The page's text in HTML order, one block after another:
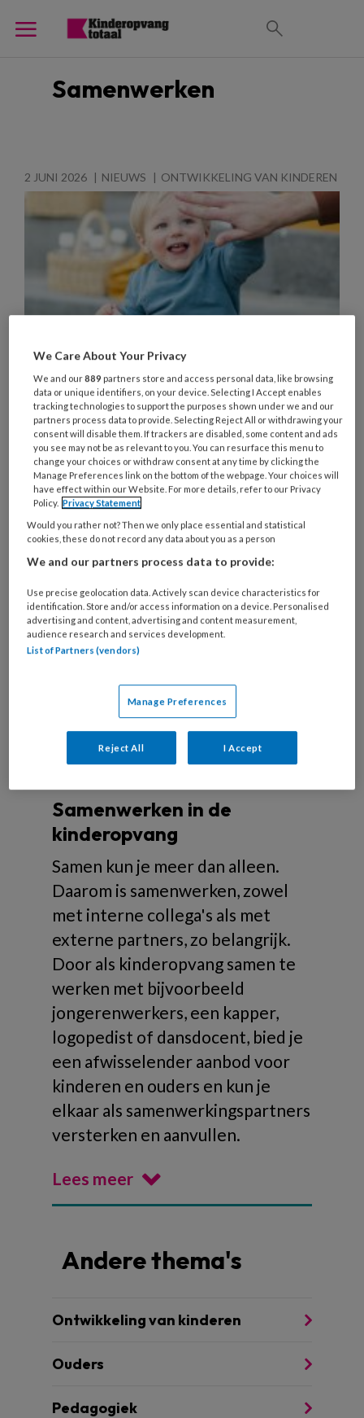
Samenwerken
2 JUNI 2026 NIEUWS ONTWIKKELING VAN KINDEREN
Minder werkdruk door vroeg
zindelijke peuters bij Forte
Kinderopvang
Om luierafval te verminderen, ontwikkelde
Elianne Leeffers een methode waarmee peuters
op alle 68 locaties in. En dat blijkt ook fijn voor
pp’ers te zijn: 'Meelopen naar de wc is een stuk
minder intensief dan driejarigen op de commode
Over samenwerken
Samenwerken in de
kinderopvang
Samen kun je meer dan alleen.
Daarom is samenwerken, zowel
met interne collega's als met
externe partners, zo belangrijk.
Door als kinderopvang samen te
werken met bijvoorbeeld
jongerenwerkers, een kapper,
logopedist of dansdocent, bied je
een afwisselender aanbod voor
kinderen en ouders en kun je
elkaar als samenwerkingspartners
versterken en aanvullen.
Lees meer
Andere thema's
Ontwikkeling van kinderen
Ouders
Pedagogiek
We Care About Your Privacy
We and our889 partners store and access personal data, like browsing
data or unique identifiers, on your device. Selecting I Accept enables
tracking technologies to support the purposes shown under we and our
partners process data to provide. Selecting Reject All or withdrawing your
consent will disable them. If trackers are disabled, some content and ads
you see may not be as relevant to you. You can resurface this menu to
change your choices or withdraw consent at any time by clicking the
Manage Preferences link on the bottom of the webpage. Your choices will
have effect within our Website. For more details, refer to our Privacy
Policy. Privacy Statement
Would you rather not? Then we only place essential and statistical
cookies, these do not record any data about you as a person
We and our partners process data to provide:
Use precise geolocation data. Actively scan device characteristics for
identification. Store and/or access information on a device. Personalised
advertising and content, advertising and content measurement,
audience research and services development.
List of Partners (vendors)
Manage Preferences
Reject All I Accept